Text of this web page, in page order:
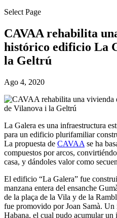
Select Page
CAVAA rehabilita
histórico edificio La
la Geltrú
Ago 4, 2020
La Galera es una infraestructura
para un edificio plurifamiliar
La propuesta de CAVAA se ha
compuestos por arcos,
casa, y dándoles valor como
El edificio “La Galera” fue
manzana entera del ensanche
de la plaça de la Vila y de la
fue promovido por Joan Samà.
Habana, el cual pudo acumular